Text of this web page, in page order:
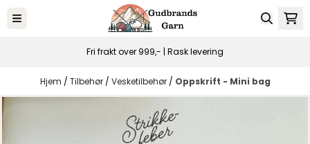
Hopp til innhold
Fri frakt over 999,- | Rask levering
Hjem / Tilbehør / Vesketilbehør / Oppskrift - Mini bag